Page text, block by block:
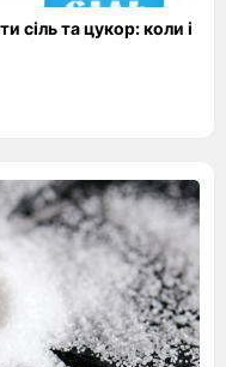
сіль та цукор: коли і